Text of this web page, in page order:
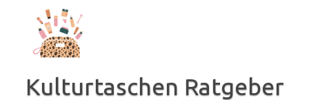
springen
Kulturtaschen Ratgeber